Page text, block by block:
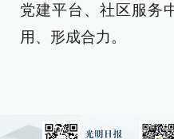
党建平台、社区服务
用、形成合力。